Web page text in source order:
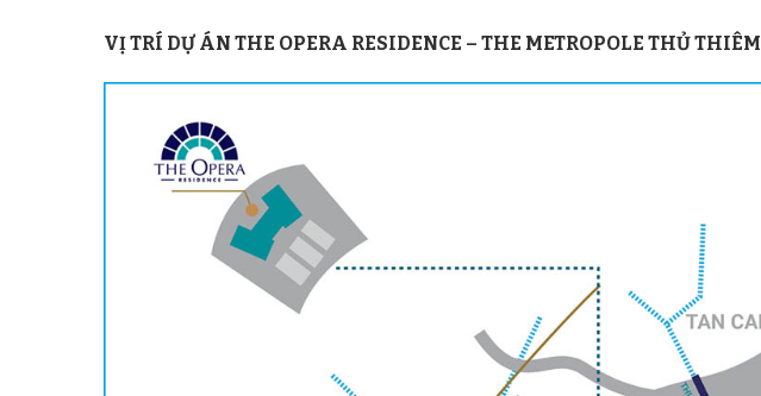
VỊ TRÍ DỰ ÁN THE OPERA RESIDENCE – THE METROPOLE THỦ THIÊM